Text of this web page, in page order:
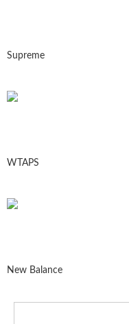
Supreme
WTAPS
New Balance